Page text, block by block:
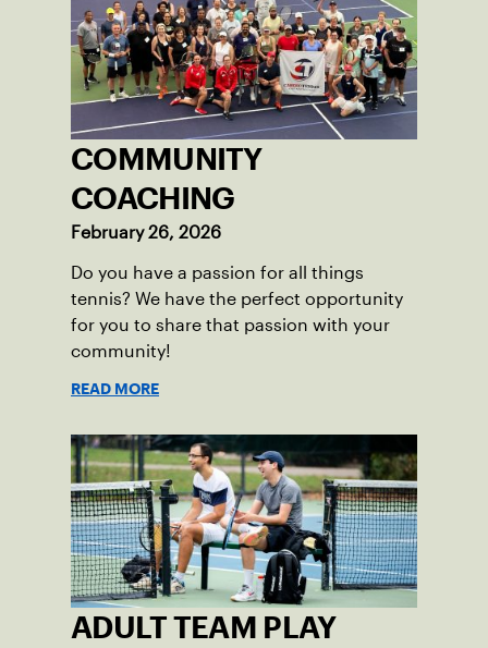
COMMUNITY
COACHING
February 26, 2026
Do you have a passion for all things
tennis? We have the perfect opportunity
for you to share that passion with your
community!
READ MORE
ADULT TEAM PLAY